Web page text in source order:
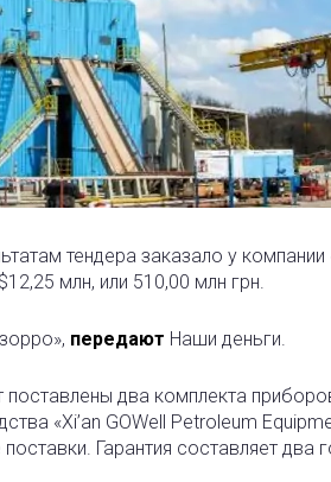
тендера заказало у
млн, или 510,00 млн грн.
передают Наши деньги.
поставлены два комплекта
«Xi’an GOWell Petroleum
Гарантия составляет два